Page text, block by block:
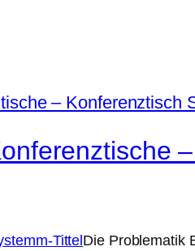
Die Problematik